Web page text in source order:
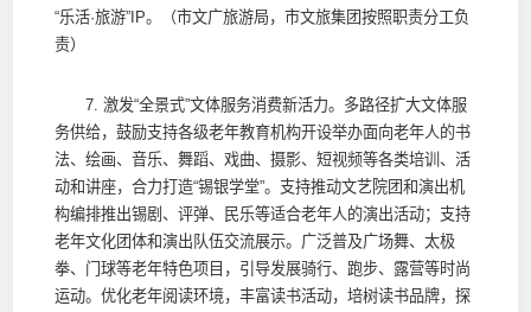
“乐活·旅游”IP。（市文广旅游局，市文旅集团按照职责分工负
责）
7. 激发“全景式”文体服务消费新活力。多路径扩大文体服
务供给，鼓励支持各级老年教育机构开设举办面向老年人的书
法、绘画、音乐、舞蹈、戏曲、摄影、短视频等各类培训、活
动和讲座，合力打造“锡银学堂”。支持推动文艺院团和演出机
构编排推出锡剧、评弹、民乐等适合老年人的演出活动；支持
老年文化团体和演出队伍交流展示。广泛普及广场舞、太极
拳、门球等老年特色项目，引导发展骑行、跑步、露营等时尚
运动。优化老年阅读环境，丰富读书活动，培树读书品牌，探